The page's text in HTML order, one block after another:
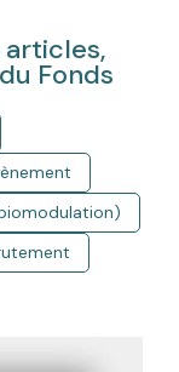
articles,
Fonds